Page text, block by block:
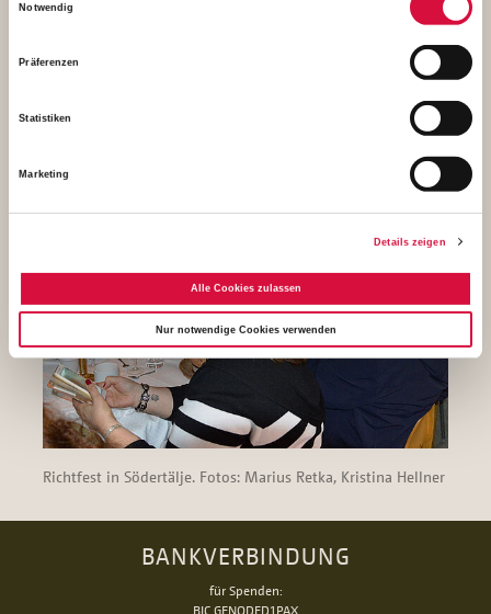
Notwendig
Präferenzen
Statistiken
Marketing
Details zeigen
Alle Cookies zulassen
Nur notwendige Cookies verwenden
Richtfest in Södertälje. Fotos: Marius Retka, Kristina Hellner
Richtfest in Södertälje. Fotos: Marius Retka, Kristina Hellner
BANKVERBINDUNG
für Spenden:
BIC GENODED1PAX